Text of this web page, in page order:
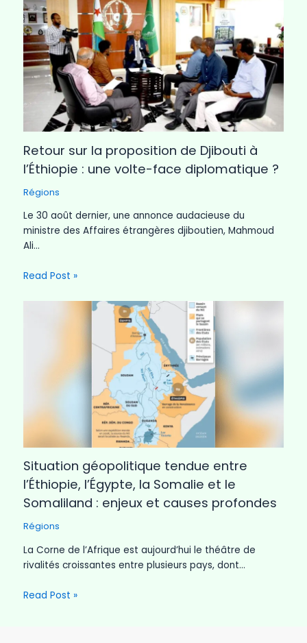
Retour sur la proposition de Djibouti à
l’Éthiopie : une volte-face diplomatique ?
Régions
Le 30 août dernier, une annonce audacieuse du
ministre des Affaires étrangères djiboutien, Mahmoud
Ali…
Read Post »
Situation géopolitique tendue entre
l’Éthiopie, l’Égypte, la Somalie et le
Somaliland : enjeux et causes profondes
Régions
La Corne de l’Afrique est aujourd’hui le théâtre de
rivalités croissantes entre plusieurs pays, dont…
Read Post »